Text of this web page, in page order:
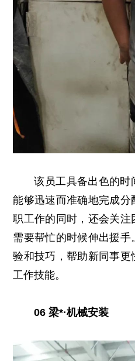
该员工具备出色的时
能够迅速而准确地完成
职工作的同时，还会关
需要帮忙的时候伸出援
验和技巧，帮助新同事
工作技能。
06 梁*·机械安装